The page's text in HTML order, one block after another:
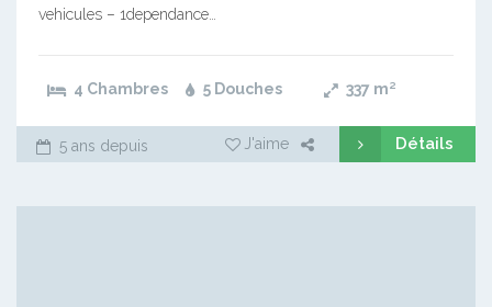
vehicules – 1dependance…
4 Chambres 5 Douches 337 m²
5 ans depuis J'aime Détails